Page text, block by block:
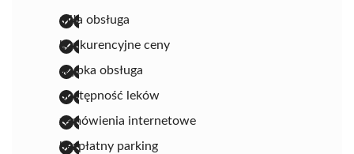
miła obsługa
konkurencyjne ceny
szybka obsługa
dostępność leków
zamówienia internetowe
bezpłatny parking